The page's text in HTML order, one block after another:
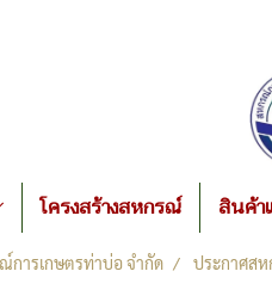
โครงสร้างสหกรณ์ สินค้า
การเกษตรท่าบ่อ จำกัด ประกาศส